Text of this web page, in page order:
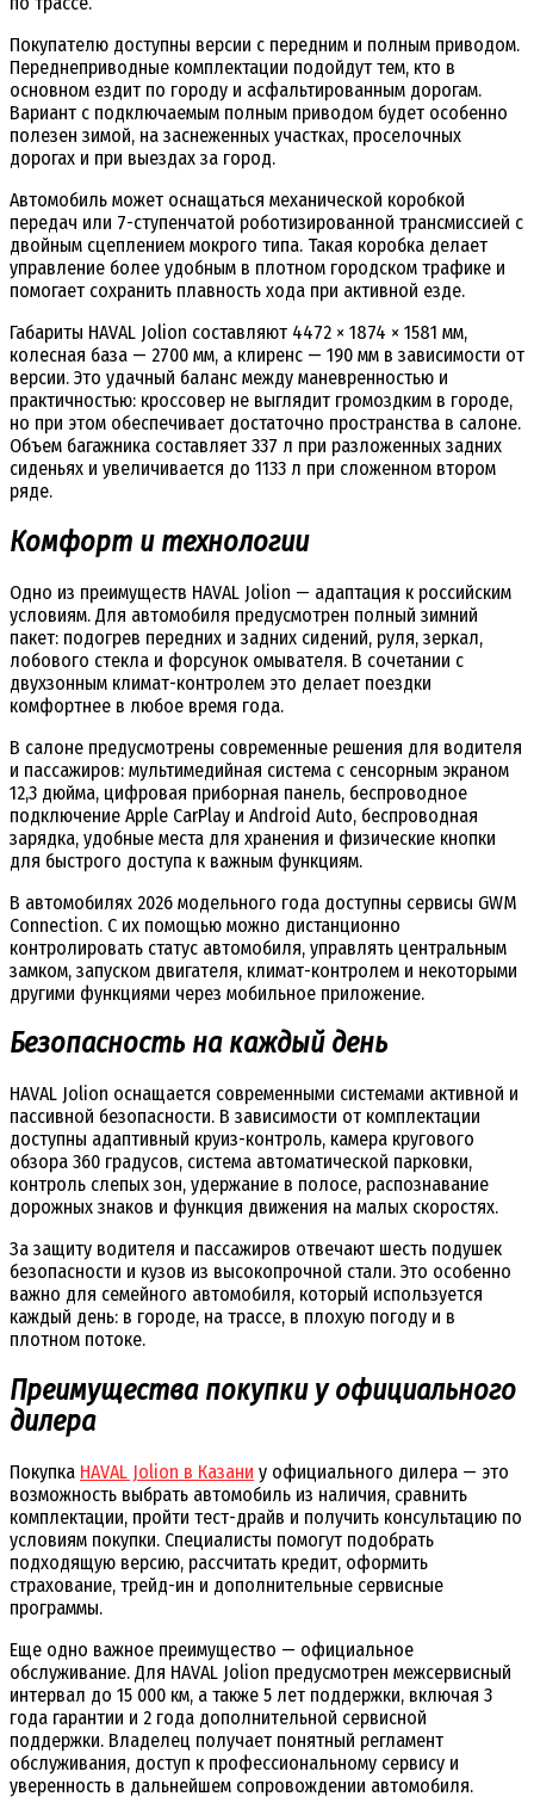
Покупателю доступны версии с передним и полным приводом.
Переднеприводные комплектации подойдут тем, кто в
основном ездит по городу и асфальтированным дорогам.
Вариант с подключаемым полным приводом будет особенно
полезен зимой, на заснеженных участках, проселочных
дорогах и при выездах за город.
Автомобиль может оснащаться механической коробкой
передач или 7-ступенчатой роботизированной трансмиссией с
двойным сцеплением мокрого типа. Такая коробка делает
управление более удобным в плотном городском трафике и
помогает сохранить плавность хода при активной езде.
Габариты HAVAL Jolion составляют 4472 × 1874 × 1581 мм,
колесная база — 2700 мм, а клиренс — 190 мм в зависимости от
версии. Это удачный баланс между маневренностью и
практичностью: кроссовер не выглядит громоздким в городе,
но при этом обеспечивает достаточно пространства в салоне.
Объем багажника составляет 337 л при разложенных задних
сиденьях и увеличивается до 1133 л при сложенном втором
ряде.
Комфорт и технологии
Одно из преимуществ HAVAL Jolion — адаптация к российским
условиям. Для автомобиля предусмотрен полный зимний
пакет: подогрев передних и задних сидений, руля, зеркал,
лобового стекла и форсунок омывателя. В сочетании с
двухзонным климат-контролем это делает поездки
комфортнее в любое время года.
В салоне предусмотрены современные решения для водителя
и пассажиров: мультимедийная система с сенсорным экраном
12,3 дюйма, цифровая приборная панель, беспроводное
подключение Apple CarPlay и Android Auto, беспроводная
зарядка, удобные места для хранения и физические кнопки
для быстрого доступа к важным функциям.
В автомобилях 2026 модельного года доступны сервисы GWM
Connection. С их помощью можно дистанционно
контролировать статус автомобиля, управлять центральным
замком, запуском двигателя, климат-контролем и некоторыми
другими функциями через мобильное приложение.
Безопасность на каждый день
HAVAL Jolion оснащается современными системами активной и
пассивной безопасности. В зависимости от комплектации
доступны адаптивный круиз-контроль, камера кругового
обзора 360 градусов, система автоматической парковки,
контроль слепых зон, удержание в полосе, распознавание
дорожных знаков и функция движения на малых скоростях.
За защиту водителя и пассажиров отвечают шесть подушек
безопасности и кузов из высокопрочной стали. Это особенно
важно для семейного автомобиля, который используется
каждый день: в городе, на трассе, в плохую погоду и в
плотном потоке.
Преимущества покупки у официального
дилера
Покупка HAVAL Jolion в Казани у официального дилера — это
возможность выбрать автомобиль из наличия, сравнить
комплектации, пройти тест-драйв и получить консультацию по
условиям покупки. Специалисты помогут подобрать
подходящую версию, рассчитать кредит, оформить
страхование, трейд-ин и дополнительные сервисные
программы.
Еще одно важное преимущество — официальное
обслуживание. Для HAVAL Jolion предусмотрен межсервисный
интервал до 15 000 км, а также 5 лет поддержки, включая 3
года гарантии и 2 года дополнительной сервисной
поддержки. Владелец получает понятный регламент
обслуживания, доступ к профессиональному сервису и
уверенность в дальнейшем сопровождении автомобиля.